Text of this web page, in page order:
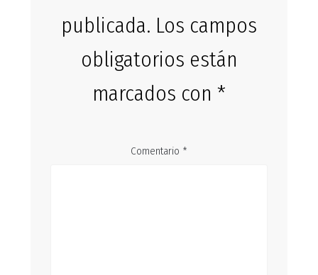
publicada. Los campos
obligatorios están
marcados con *
Comentario *